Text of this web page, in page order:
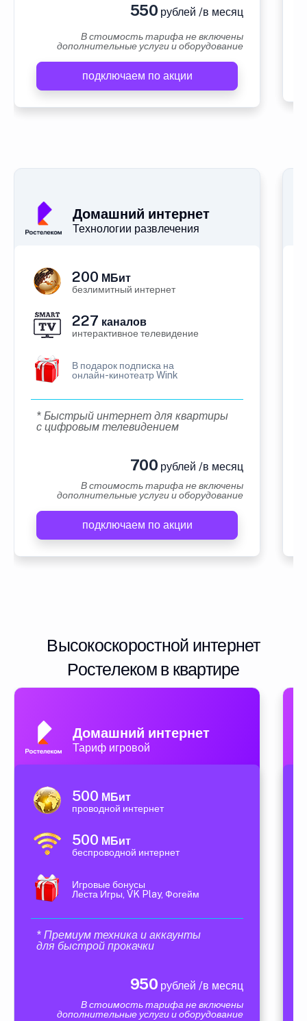
550 рублей /в месяц
В стоимость тарифа не включены
дополнительные услуги и оборудование
подключаем по акции
Домашний интернет
Технологии развлечения
200 МБит
безлимитный интернет
227 каналов
интерактивное телевидение
В подарок подписка на
онлайн-кинотеатр Wink
* Быстрый интернет для квартиры
с цифровым телевидением
700 рублей /в месяц
В стоимость тарифа не включены
дополнительные услуги и оборудование
подключаем по акции
Высокоскоростной интернет
Ростелеком в квартире
Домашний интернет
Тариф игровой
500 МБит
проводной интернет
500 МБит
беспроводной интернет
Игровые бонусы
Леста Игры, VK Play, Фогейм
* Премиум техника и аккаунты
для быстрой прокачки
950 рублей /в месяц
В стоимость тарифа не включены
дополнительные услуги и оборудование